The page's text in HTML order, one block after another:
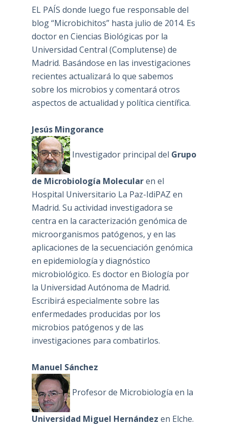
EL PAÍS donde luego fue responsable del
blog “Microbichitos” hasta julio de 2014. Es
doctor en Ciencias Biológicas por la
Universidad Central (Complutense) de
Madrid. Basándose en las investigaciones
recientes actualizará lo que sabemos
sobre los microbios y comentará otros
aspectos de actualidad y política científica.
Jesús Mingorance
Investigador principal del Grupo
de Microbiología Molecularen el
Hospital Universitario La Paz-IdiPAZ en
Madrid. Su actividad investigadora se
centra en la caracterización genómica de
microorganismos patógenos, y en las
aplicaciones de la secuenciación genómica
en epidemiología y diagnóstico
microbiológico. Es doctor en Biología por
la Universidad Autónoma de Madrid.
Escribirá especialmente sobre las
enfermedades producidas por los
microbios patógenos y de las
investigaciones para combatirlos.
Manuel Sánchez
Profesor de Microbiología en la
Universidad Miguel Hernández en Elche.